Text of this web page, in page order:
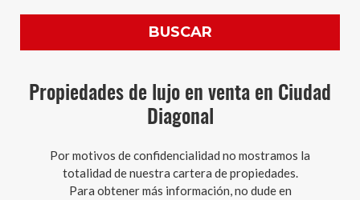
BUSCAR
Propiedades de lujo en venta en Ciudad
Diagonal
Por motivos de confidencialidad no mostramos la
totalidad de nuestra cartera de propiedades.
Para obtener más información, no dude en